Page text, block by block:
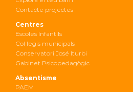
Contacte projectes
Centres
Escoles Infantils
Col·legis municipals
Conservatori José Iturbi
Gabinet Psicopedagògic
Absentisme
PAEM